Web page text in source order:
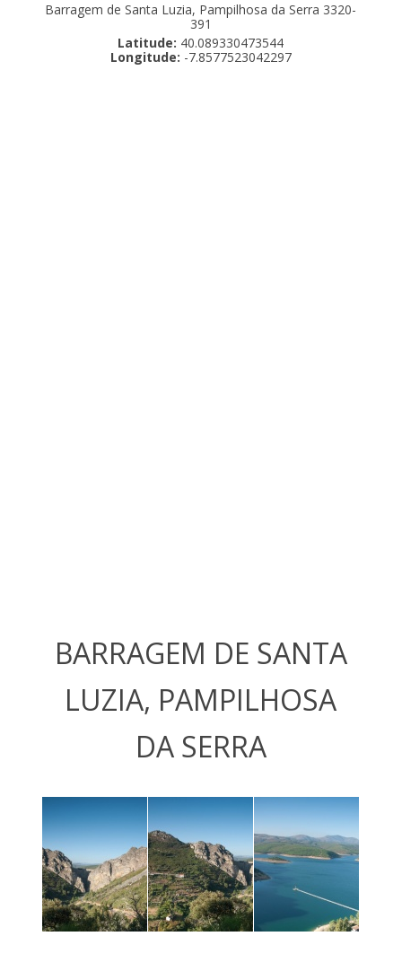
Barragem de Santa Luzia, Pampilhosa da Serra 3320-
391
Latitude: 40.089330473544
Longitude: -7.8577523042297
BARRAGEM DE SANTA
LUZIA, PAMPILHOSA
DA SERRA